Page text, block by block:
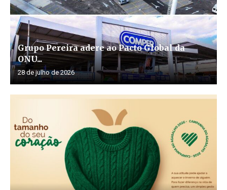
Grupo Pereira adere ao Pacto Global da
ONU...
28 de julho de 2026